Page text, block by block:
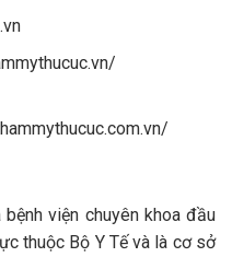
viện chuyên khoa đầu
thuộc Bộ Y Tế và là cơ sở